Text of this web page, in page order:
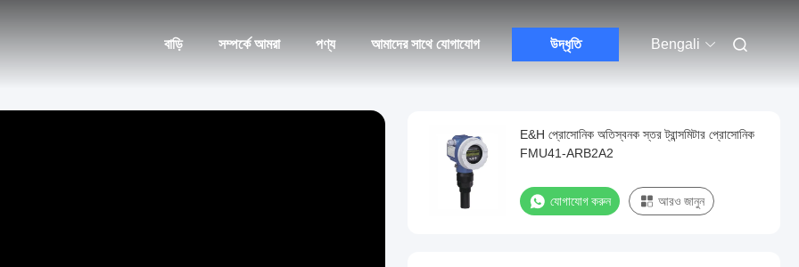
বাড়ি সম্পর্কে আমরা পণ্য আমাদের সাথে যোগাযোগ উদ্ধৃতি Bengali
E&H প্রোসোনিক অতিস্বনক স্তর ট্রান্সমিটার প্রোসোনিক
FMU41-ARB2A2
যোগাযোগ করুন আরও জানুন